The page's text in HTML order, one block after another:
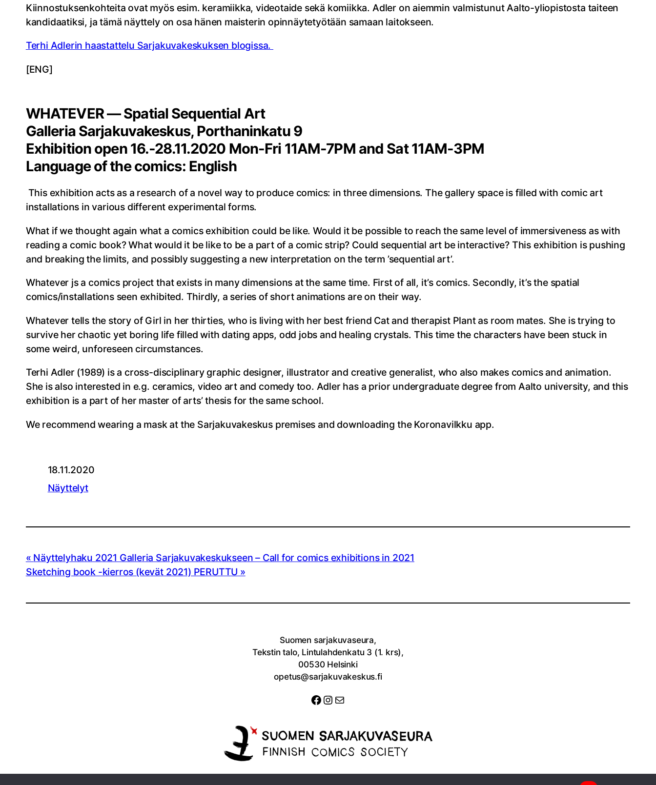
Kiinnostuksenkohteita ovat myös esim. keramiikka, videotaide sekä komiikka. Adler on aiemmin valmistunut Aalto-yliopistosta taiteen
kandidaatiksi, ja tämä näyttely on osa hänen maisterin opinnäytetyötään samaan laitokseen.
Terhi Adlerin haastattelu Sarjakuvakeskuksen blogissa.
[ENG]
WHATEVER — Spatial Sequential Art
Galleria Sarjakuvakeskus, Porthaninkatu 9
Exhibition open 16.-28.11.2020 Mon-Fri 11AM-7PM and Sat 11AM-3PM
Language of the comics: English
This exhibition acts as a research of a novel way to produce comics: in three dimensions. The gallery space is filled with comic art
installations in various different experimental forms.
What if we thought again what a comics exhibition could be like. Would it be possible to reach the same level of immersiveness as with
reading a comic book? What would it be like to be a part of a comic strip? Could sequential art be interactive? This exhibition is pushing
and breaking the limits, and possibly suggesting a new interpretation on the term ’sequential art’.
Whatever js a comics project that exists in many dimensions at the same time. First of all, it’s comics. Secondly, it’s the spatial
comics/installations seen exhibited. Thirdly, a series of short animations are on their way.
Whatever tells the story of Girl in her thirties, who is living with her best friend Cat and therapist Plant as room mates. She is trying to
survive her chaotic yet boring life filled with dating apps, odd jobs and healing crystals. This time the characters have been stuck in
some weird, unforeseen circumstances.
Terhi Adler (1989) is a cross-disciplinary graphic designer, illustrator and creative generalist, who also makes comics and animation.
She is also interested in e.g. ceramics, video art and comedy too. Adler has a prior undergraduate degree from Aalto university, and this
exhibition is a part of her master of arts’ thesis for the same school.
We recommend wearing a mask at the Sarjakuvakeskus premises and downloading the Koronavilkku app.
18.11.2020
Näyttelyt
Näyttelyhaku 2021 Galleria Sarjakuvakeskukseen – Call for comics exhibitions in 2021
Sketching book -kierros (kevät 2021) PERUTTU
Suomen sarjakuvaseura,
Tekstin talo, Lintulahdenkatu 3 (1. krs),
00530 Helsinki
opetus@sarjakuvakeskus.fi
Facebook
Instagram
Sähköposti